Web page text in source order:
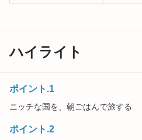
ハイライト
ポイント.1
ニッチな国を、朝ごはんで旅する
ポイント.2